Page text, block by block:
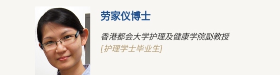
劳家仪博士
香港都会大学护理及健康学院副教授
[护理学士毕业生]